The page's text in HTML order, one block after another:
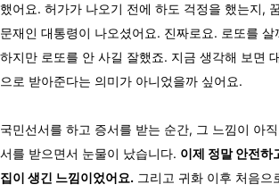
했어요. 허가가 나오기 전에 하도 걱정을 했는지,
문재인 대통령이 나오셨어요. 진짜로요. 로또를
하지만 로또를 안 사길 잘했죠. 지금 생각해 보면
으로 받아준다는 의미가 아니었을까 싶어요.
국민선서를 하고 증서를 받는 순간, 그 느낌이 아
서를 받으면서 눈물이 났습니다. 이제 정말 안전하
집이 생긴 느낌이었어요. 그리고 귀화 이후 처음으